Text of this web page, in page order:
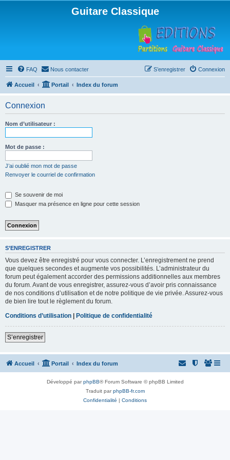
Guitare Classique
FAQ Nous contacter Connexion
S’enregistrer
Accueil Portail Index du forum
Connexion
Nom d’utilisateur :
Mot de passe :
J’ai oublié mon mot de passe
Renvoyer le courriel de confirmation
Se souvenir de moi
Masquer ma présence en ligne pour cette session
S’ENREGISTRER
Vous devez être enregistré pour vous connecter. L’enregistrement ne prend
que quelques secondes et augmente vos possibilités. L’administrateur du
forum peut également accorder des permissions additionnelles aux membres
du forum. Avant de vous enregistrer, assurez-vous d’avoir pris connaissance
de nos conditions d’utilisation et de notre politique de vie privée. Assurez-vous
de bien lire tout le règlement du forum.
Conditions d’utilisation | Politique de confidentialité
S’enregistrer
Accueil Portail Index du forum
Développé parphpBB® Forum Software © phpBB Limited
Traduit parphpBB-fr.com
Confidentialité | Conditions